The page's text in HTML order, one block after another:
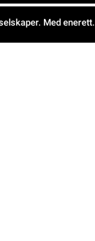
Med enerett.